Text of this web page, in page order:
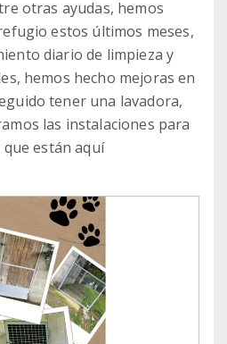
otras ayudas, hemos
estos últimos meses,
diario de limpieza y
hemos hecho mejoras en
tener una lavadora,
las instalaciones para
están aquí